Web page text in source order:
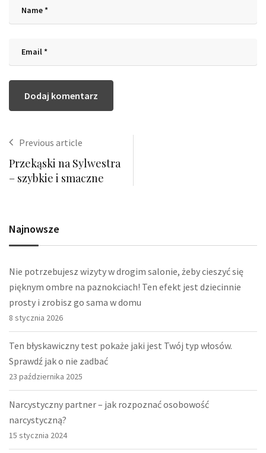
Previous article
Przekąski na Sylwestra
– szybkie i smaczne
Najnowsze
Nie potrzebujesz wizyty w drogim salonie, żeby cieszyć się
pięknym ombre na paznokciach! Ten efekt jest dziecinnie
prosty i zrobisz go sama w domu
8 stycznia 2026
Ten błyskawiczny test pokaże jaki jest Twój typ włosów.
Sprawdź jak o nie zadbać
23 października 2025
Narcystyczny partner – jak rozpoznać osobowość
narcystyczną?
15 stycznia 2024